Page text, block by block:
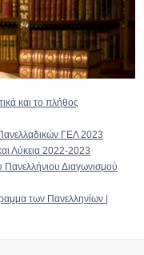
και το πλήθος
ΓΕΛ 2023
Λύκεια 2022-2023
Διαγωνισμού
των Πανελληνίων |